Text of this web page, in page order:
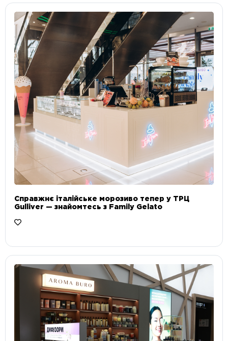
Справжнє італійське морозиво тепер у ТРЦ
Gulliver — знайомтесь з Family Gelato